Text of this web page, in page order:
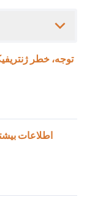
توجه، خطر
اطلاعات